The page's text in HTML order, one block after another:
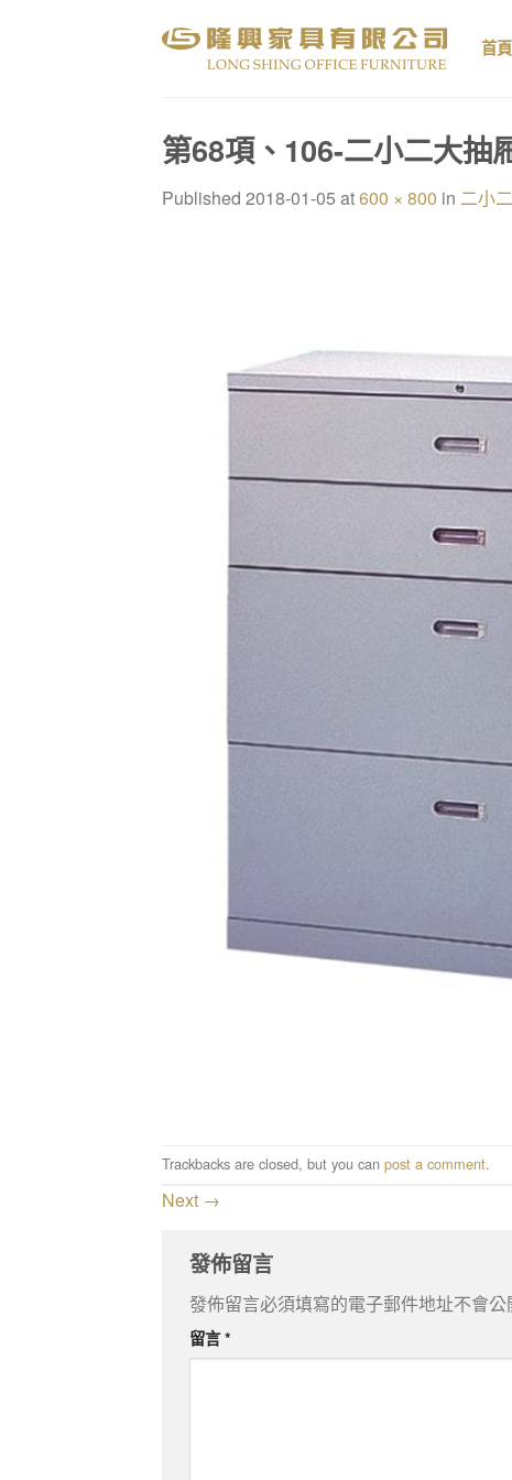
首頁
第68項、106-二小二大抽
Published 2018-01-05 at600 × 800 in 二小
Trackbacks are closed, but you can post a comment.
Next →
發佈留言
發佈留言必須填寫的電子郵件地址不會公
留言*